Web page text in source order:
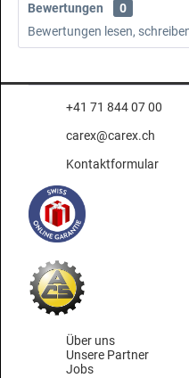
Bewertungen
0
Bewertungen lesen,
+41 71 844 07 00
carex@carex.ch
Kontaktformular
Über uns
Unsere Partner
Jobs